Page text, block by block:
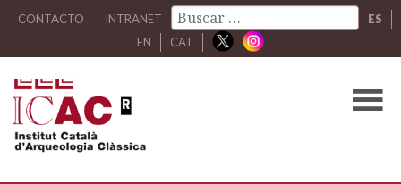
CONTACTO INTRANET
ES
EN
CAT